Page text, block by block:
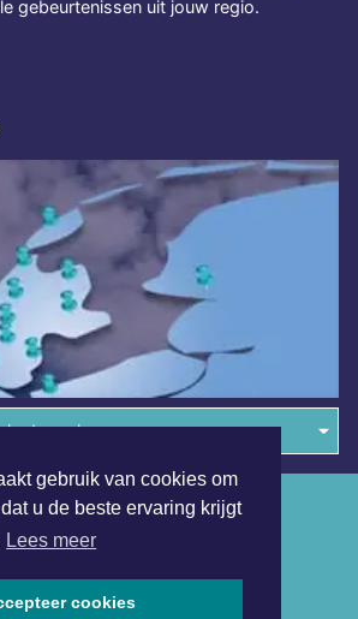
gebruik van cookies om
u de beste ervaring krijgt
Lees meer
cookies
gebeurtenissen uit jouw regio.
in de regio